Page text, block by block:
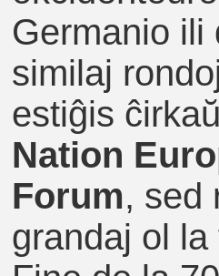
Germanio ili
similaj
estiĝis
Nation
Forum, sed
grandaj ol